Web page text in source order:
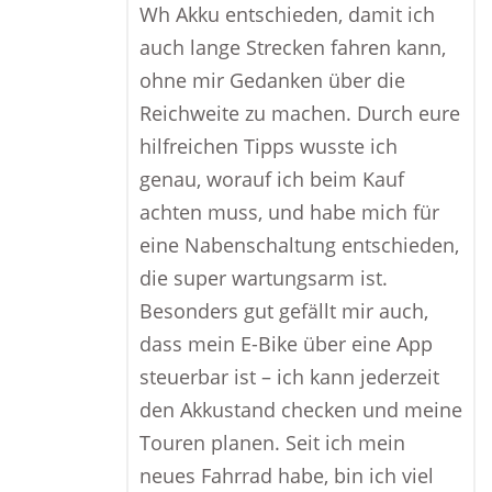
Wh Akku entschieden, damit ich
auch lange Strecken fahren kann,
ohne mir Gedanken über die
Reichweite zu machen. Durch eure
hilfreichen Tipps wusste ich
genau, worauf ich beim Kauf
achten muss, und habe mich für
eine Nabenschaltung entschieden,
die super wartungsarm ist.
Besonders gut gefällt mir auch,
dass mein E-Bike über eine App
steuerbar ist – ich kann jederzeit
den Akkustand checken und meine
Touren planen. Seit ich mein
neues Fahrrad habe, bin ich viel